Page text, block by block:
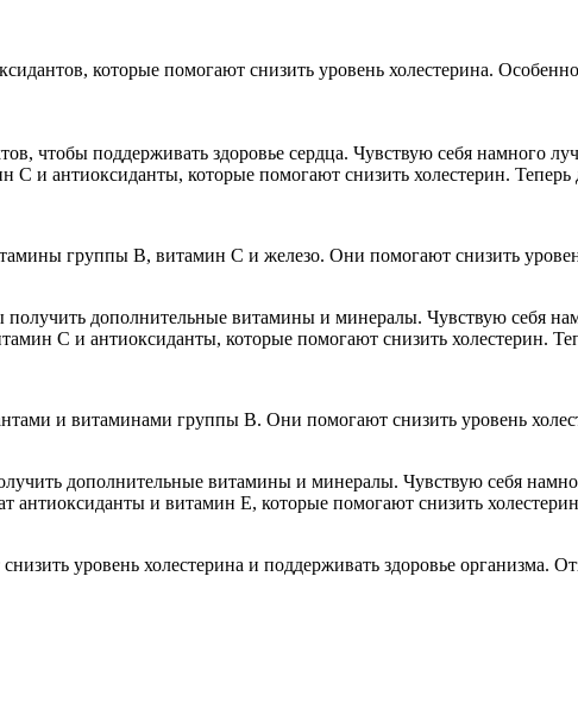
которые помогают снизить уровень холестерина.
чтобы поддерживать здоровье сердца. Чувствую себя намного
и антиоксиданты, которые помогают снизить холестерин. Теперь
группы В, витамин С и железо. Они помогают снизить
получить дополнительные витамины и минералы. Чувствую себя
С и антиоксиданты, которые помогают снизить холестерин.
и витаминами группы В. Они помогают снизить уровень
дополнительные витамины и минералы. Чувствую себя
антиоксиданты и витамин Е, которые помогают снизить
уровень холестерина и поддерживать здоровье организма.